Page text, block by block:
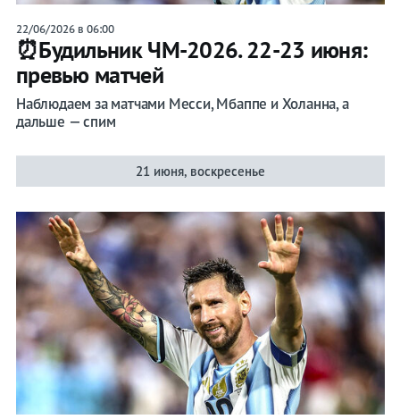
22/06/2026 в 06:00
⏰Будильник ЧМ-2026. 22-23 июня:
превью матчей
Наблюдаем за матчами Месси, Мбаппе и Холанна, а
дальше — спим
21 июня, воскресенье